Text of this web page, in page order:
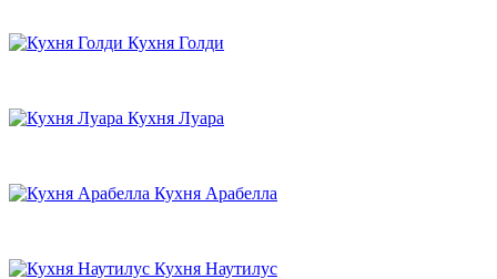
Кухня Голди
Кухня Луара
Кухня Арабелла
Кухня Наутилус